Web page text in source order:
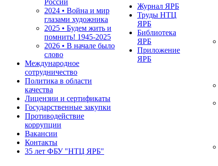
России
2024 • Война и мир
глазами художника
2025 • Будем жить и
помнить! 1945-2025
2026 • В начале было
слово
Международное
сотрудничество
Политика в области
качества
Лицензии и сертификаты
Государственные закупки
Противодействие
коррупции
Вакансии
Контакты
35 лет ФБУ "НТЦ ЯРБ"
Журнал ЯРБ
Труды НТЦ
ЯРБ
Библиотека
ЯРБ
Приложение
ЯРБ